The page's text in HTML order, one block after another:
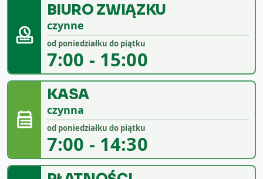
BIURO ZWIĄZKU
czynne
od poniedziałku do piątku
7:00 - 15:00
KASA
czynna
od poniedziałku do piątku
7:00 - 14:30